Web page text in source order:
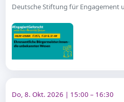
Deutsche Stiftung für Engagement
Do, 8. Okt. 2026 | 15:00 – 16:30